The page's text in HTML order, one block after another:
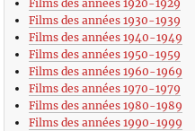
Films des années 1920-1929
Films des années 1930-1939
Films des années 1940-1949
Films des années 1950-1959
Films des années 1960-1969
Films des années 1970-1979
Films des années 1980-1989
Films des années 1990-1999